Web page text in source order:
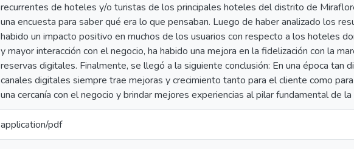
recurrentes de hoteles y/o turistas de los principales hoteles del distrito de
una encuesta para saber qué era lo que pensaban. Luego de haber analizado los
habido un impacto positivo en muchos de los usuarios con respecto a los hoteles
y mayor interacción con el negocio, ha habido una mejora en la fidelización con la
reservas digitales. Finalmente, se llegó a la siguiente conclusión: En una época tan
canales digitales siempre trae mejoras y crecimiento tanto para el cliente como
una cercanía con el negocio y brindar mejores experiencias al pilar fundamental de
application/pdf